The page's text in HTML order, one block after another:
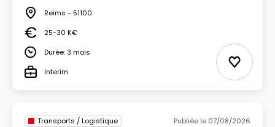
Lieu Reims - 51100
Salaire25-30 K€
DuréeDurée: 3 mois
TypeInterim Ajouter
Transports / Logistique Publiée le 07/08/2026